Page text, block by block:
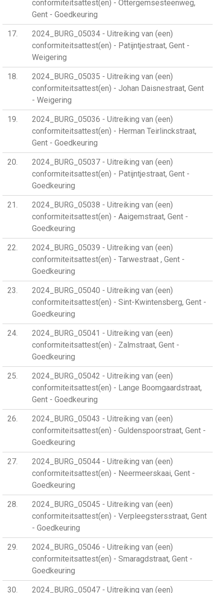
conformiteitsattest(en) - Ottergemsesteenweg,
Gent - Goedkeuring
17
2024_BURG_05034 - Uitreiking van (een)
conformiteitsattest(en) - Patijntjestraat, Gent -
Weigering
18
2024_BURG_05035 - Uitreiking van (een)
conformiteitsattest(en) - Johan Daisnestraat, Gent
- Weigering
19
2024_BURG_05036 - Uitreiking van (een)
conformiteitsattest(en) - Herman Teirlinckstraat,
Gent - Goedkeuring
20
2024_BURG_05037 - Uitreiking van (een)
conformiteitsattest(en) - Patijntjestraat, Gent -
Goedkeuring
21
2024_BURG_05038 - Uitreiking van (een)
conformiteitsattest(en) - Aaigemstraat, Gent -
Goedkeuring
22
2024_BURG_05039 - Uitreiking van (een)
conformiteitsattest(en) - Tarwestraat , Gent -
Goedkeuring
23
2024_BURG_05040 - Uitreiking van (een)
conformiteitsattest(en) - Sint-Kwintensberg, Gent -
Goedkeuring
24
2024_BURG_05041 - Uitreiking van (een)
conformiteitsattest(en) - Zalmstraat, Gent -
Goedkeuring
25
2024_BURG_05042 - Uitreiking van (een)
conformiteitsattest(en) - Lange Boomgaardstraat,
Gent - Goedkeuring
26
2024_BURG_05043 - Uitreiking van (een)
conformiteitsattest(en) - Guldenspoorstraat, Gent -
Goedkeuring
27
2024_BURG_05044 - Uitreiking van (een)
conformiteitsattest(en) - Neermeerskaai, Gent -
Goedkeuring
28
2024_BURG_05045 - Uitreiking van (een)
conformiteitsattest(en) - Verpleegstersstraat, Gent
- Goedkeuring
29
2024_BURG_05046 - Uitreiking van (een)
conformiteitsattest(en) - Smaragdstraat, Gent -
Goedkeuring
30
2024_BURG_05047 - Uitreiking van (een)